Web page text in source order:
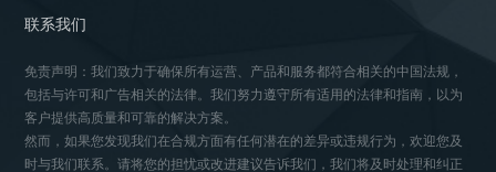
联系我们
免责声明：我们致力于确保所有运营、产品和服务都符合相关的中国法规，
包括与许可和广告相关的法律。我们努力遵守所有适用的法律和指南，以为
客户提供高质量和可靠的解决方案。
然而，如果您发现我们在合规方面有任何潜在的差异或违规行为，欢迎您及
时与我们联系。请将您的担忧或改进建议告诉我们，我们将及时处理和纠正